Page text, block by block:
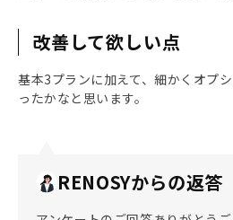
改善して欲しい点
基本3プランに加えて、細かくオプ
ったかなと思います。
RENOSYからの返答